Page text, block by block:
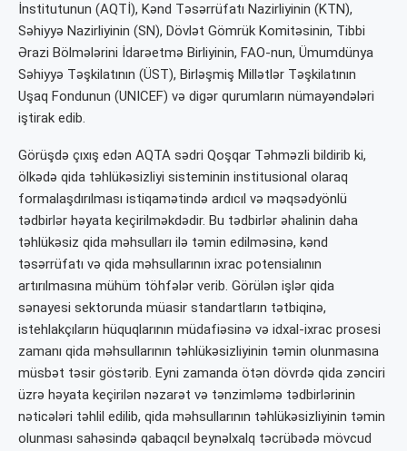
İnstitutunun (AQTİ), Kənd Təsərrüfatı Nazirliyinin (KTN),
Səhiyyə Nazirliyinin (SN), Dövlət Gömrük Komitəsinin, Tibbi
Ərazi Bölmələrini İdarəetmə Birliyinin, FAO-nun, Ümumdünya
Səhiyyə Təşkilatının (ÜST), Birləşmiş Millətlər Təşkilatının
Uşaq Fondunun (UNICEF) və digər qurumların nümayəndələri
iştirak edib.
Görüşdə çıxış edən AQTA sədri Qoşqar Təhməzli bildirib ki,
ölkədə qida təhlükəsizliyi sisteminin institusional olaraq
formalaşdırılması istiqamətində ardıcıl və məqsədyönlü
tədbirlər həyata keçirilməkdədir. Bu tədbirlər əhalinin daha
təhlükəsiz qida məhsulları ilə təmin edilməsinə, kənd
təsərrüfatı və qida məhsullarının ixrac potensialının
artırılmasına mühüm töhfələr verib. Görülən işlər qida
sənayesi sektorunda müasir standartların tətbiqinə,
istehlakçıların hüquqlarının müdafiəsinə və idxal-ixrac prosesi
zamanı qida məhsullarının təhlükəsizliyinin təmin olunmasına
müsbət təsir göstərib. Eyni zamanda ötən dövrdə qida zənciri
üzrə həyata keçirilən nəzarət və tənzimləmə tədbirlərinin
nəticələri təhlil edilib, qida məhsullarının təhlükəsizliyinin təmin
olunması sahəsində qabaqcıl beynəlxalq təcrübədə mövcud